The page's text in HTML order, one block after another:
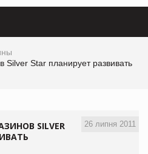
Silver Star планирует развивать
26 липня 2011
SILVER